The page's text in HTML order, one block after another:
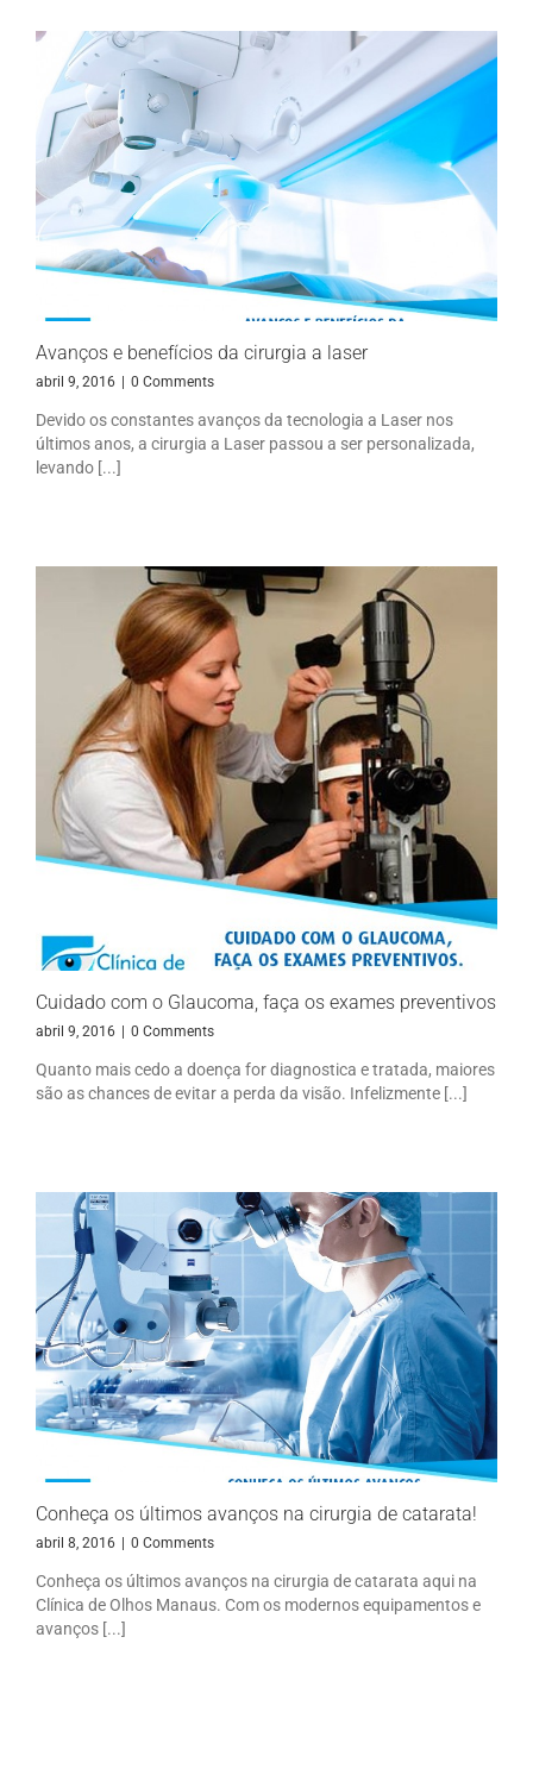
Avanços e benefícios da cirurgia a laser
abril 9, 2016 0 Comments
Devido os constantes avanços da tecnologia a Laser nos
últimos anos, a cirurgia a Laser passou a ser personalizada,
levando [...]
Cuidado com o Glaucoma, faça os exames preventivos
abril 9, 2016 | 0 Comments
Quanto mais cedo a doença for diagnostica e tratada, maiores
são as chances de evitar a perda da visão. Infelizmente [...]
Conheça os últimos avanços na cirurgia de catarata!
abril 8, 2016 0 Comments
Conheça os últimos avanços na cirurgia de catarata aqui na
Clínica de Olhos Manaus. Com os modernos equipamentos e
avanços [...]